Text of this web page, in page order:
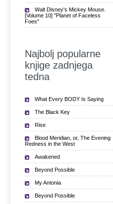
Walt Disney's Mickey Mouse.
[Volume 10] "Planet of Faceless
Foes"
Najbolj popularne
knjige zadnjega
tedna
What Every BODY Is Saying
The Black Key
Rise
Blood Meridian, or, The Evening
Redness in the West
Awakened
Beyond Possible
My Antonia
Beyond Possible